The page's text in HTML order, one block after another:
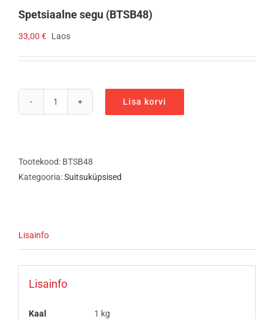
Spetsiaalne segu (BTSB48)
33,00 € Laos
Lisa korvi
Tootekood: BTSB48
Kategooria:Suitsuküpsised
Lisainfo
Lisainfo
Kaal 1 kg